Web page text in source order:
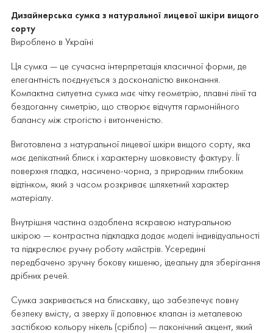
Дизайнерська сумка з натуральної лицевої шкіри вищого
сорту
Вироблено в Україні
Ця сумка — це сучасна інтерпретація класичної форми, де
елегантність поєднується з досконалістю виконання.
Компактна силуетна сумка має чітку геометрію, плавні лінії та
бездоганну симетрію, що створює відчуття гармонійного
балансу між строгістю і витонченістю.
Виготовлена з натуральної лицевої шкіри вищого сорту, яка
має делікатний блиск і характерну шовковисту фактуру. Її
поверхня гладка, насичено-чорна, з природним глибоким
відтінком, який з часом розкриває шляхетний характер
матеріалу.
Внутрішня частина оздоблена яскравою натуральною
шкірою — контрастна підкладка додає моделі індивідуальності
та підкреслює ручну роботу майстрів. Усередині
передбачено зручну бокову кишеню, ідеальну для зберігання
дрібних речей.
Сумка закривається на блискавку, що забезпечує повну
безпеку вмісту, а зверху її доповнює клапан із металевою
застібкою кольору нікель (срібло) — лаконічний акцент, який